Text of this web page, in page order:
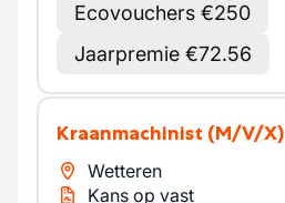
Ecovouchers €250
Jaarpremie €72.56
Kraanmachinist (M/V/X)
Wetteren
Kans op vast